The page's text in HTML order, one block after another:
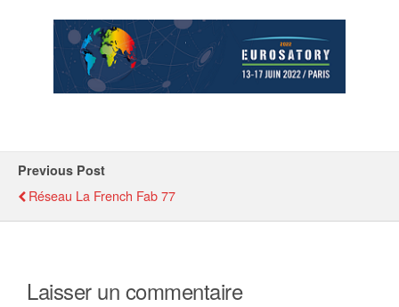
Previous Post
Réseau La French Fab 77
Laisser un commentaire